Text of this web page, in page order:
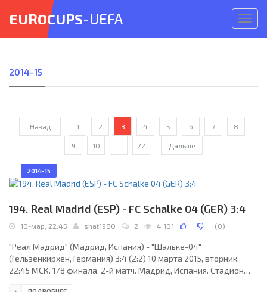
меню
EUROCUPS-UEFA
2014-15
Назад 1 2 3 4 5 6 7 8
9 10 22 Дальше
2014-15
194. Real Madrid (ESP) - FC Schalke 04 (GER) 3:4
10-мар, 22:45 shat1980 2 4 101 (0)
"Реал Мадрид" (Мадрид, Испания) - "Шальке-04"
(Гельзенкирхен, Германия) 3:4 (2:2) 10 марта 2015, вторник.
22:45 МСК. 1/8 финала. 2-й матч. Мадрид, Испания. Стадион